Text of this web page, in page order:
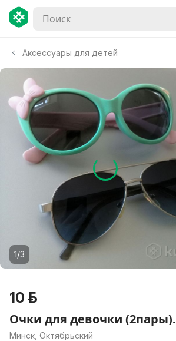
Аксессуары для детей
1/3
10 р.
Очки для девочки (2пары).
Минск, Октябрьский